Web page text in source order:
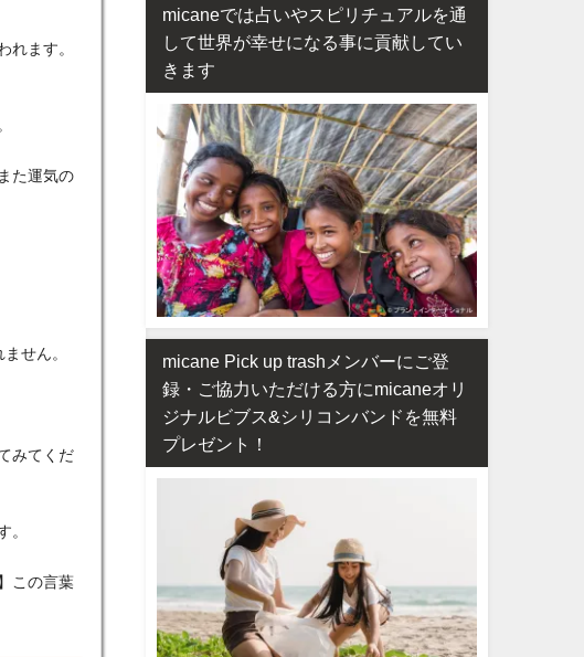
れます。
た運気の
せん。
みてくだ
。
この言葉
micaneでは占いやスピリチュアルを通
して世界が幸せになる事に貢献してい
きます
micane Pick up trashメンバーにご登
録・ご協力いただける方にmicaneオリ
ジナルビブス&シリコンバンドを無料
プレゼント！